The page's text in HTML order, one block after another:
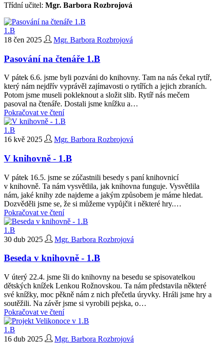
Třídní učitel: Mgr. Barbora Rozbrojová
1.B
18 čen 2025
Mgr. Barbora Rozbrojová
Pasování na čtenáře 1.B
V pátek 6.6. jsme byli pozváni do knihovny. Tam na nás čekal rytíř,
který nám nejdřív vyprávěl zajímavosti o rytířích a jejich zbraních.
Potom jsme museli pokleknout a složit slib. Rytíř nás mečem
pasoval na čtenáře. Dostali jsme knížku a…
Pokračovat ve čtení
1.B
16 kvě 2025
Mgr. Barbora Rozbrojová
V knihovně - 1.B
V pátek 16.5. jsme se zúčastnili besedy s paní knihovnicí
v knihovně. Ta nám vysvětlila, jak knihovna funguje. Vysvětlila
nám, jaké knihy zde najdeme a jakým způsobem je máme hledat.
Dozvěděli jsme se, že si můžeme vypůjčit i některé hry.…
Pokračovat ve čtení
1.B
30 dub 2025
Mgr. Barbora Rozbrojová
Beseda v knihovně - 1.B
V úterý 22.4. jsme šli do knihovny na besedu se spisovatelkou
dětských knížek Lenkou Rožnovskou. Ta nám představila některé
své knížky, moc pěkně nám z nich přečetla úryvky. Hráli jsme hry a
soutěžili. Na závěr jsme si vyrobili pejska, o…
Pokračovat ve čtení
1.B
16 dub 2025
Mgr. Barbora Rozbrojová